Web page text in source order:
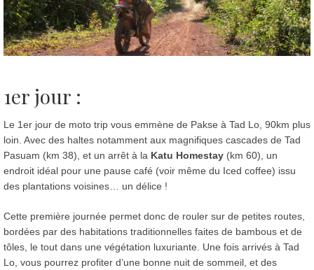
1er jour :
Le 1er jour de moto trip vous emmène de Pakse à Tad Lo, 90km plus
loin. Avec des haltes notamment aux magnifiques cascades de Tad
Pasuam (km 38), et un arrêt à la Katu Homestay (km 60), un
endroit idéal pour une pause café (voir même du Iced coffee) issu
des plantations voisines… un délice !
Cette première journée permet donc de rouler sur de petites routes,
bordées par des habitations traditionnelles faites de bambous et de
tôles, le tout dans une végétation luxuriante. Une fois arrivés à Tad
Lo, vous pourrez profiter d’une bonne nuit de sommeil, et des